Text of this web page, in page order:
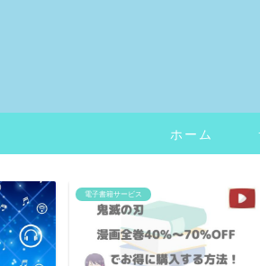
ホーム
電子書籍サービス